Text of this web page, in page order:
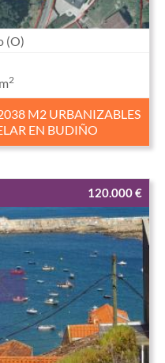
(O)
2
M2 URBANIZABLES
EN BUDIÑO
120.000 €